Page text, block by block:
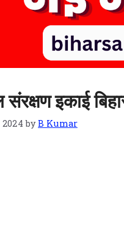
संरक्षण इकाई
byB Kumar